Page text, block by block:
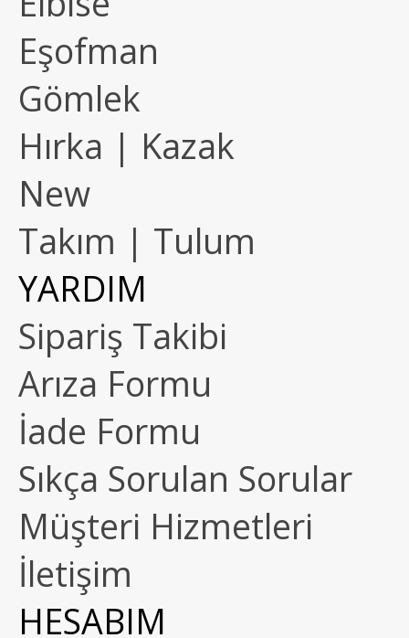
Eşofman
Gömlek
Hırka | Kazak
New
Takım | Tulum
YARDIM
Sipariş Takibi
Arıza Formu
İade Formu
Sıkça Sorulan Sorular
Müşteri Hizmetleri
İletişim
HESABIM